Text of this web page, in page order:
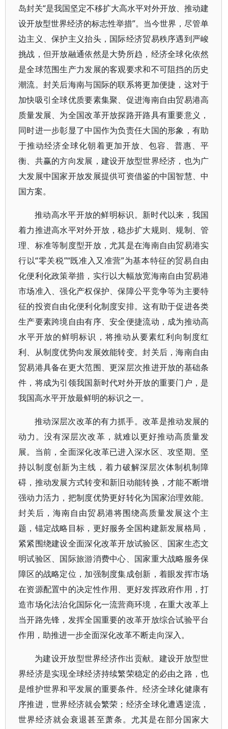
岛封关“是我国坚定不移扩大高水平对外开放、推动建
设开放型世界经济的标志性举措”。当今世界，尽管单
边主义、保护主义抬头，国际经济贸易秩序遇到严峻
挑战，但开放融通依然是大势所趋，经济全球化依然
是全球范围生产力发展的客观要求和不可阻挡的历史
潮流。封关后海南与国际的联系将更加便捷，这对于
加快吸引全球优质要素集聚、促进海南自由贸易港高
质量发展、为全国改革开放探路开路具有重要意义，
同时进一步彰显了中国作为负责任大国的形象，有助
于推动经济全球化朝着更加开放、包容、普惠、平
衡、共赢的方向发展，建设开放型世界经济，也为广
大发展中国家开放发展提供可资借鉴的中国智慧、中
国方案。
推动高水平开放的鲜明标识。新时代以来，我国
着力推进高水平对外开放，稳步扩大规则、规制、管
理、标准等制度型开放，尤其是在海南自由贸易港实
行以“零关税”“既准入又准营”为基本特征的贸易自由
化便利化政策举措，实行以大幅放宽海南自由贸易港
市场准入、强化产权保护、保障公平竞争等为主要特
征的投资自由化便利化制度安排。这有助于促进各类
生产要素跨境自由有序、安全便捷流动，成为推动高
水平开放的鲜明标识，将推动从要素红利向制度红
利、从制度优势向发展效能转变。封关后，海南自由
贸易港具备在更大范围、更深层次推进开放的基础条
件，将成为引领我国新时代对外开放的重要门户，是
我国高水平开放最鲜明的标识之一。
推动深层次改革的有力抓手。改革是推动发展的
动力。没有深层次改革，就难以更好推动高质量发
展。当前，全面深化改革已进入深水区、攻坚期。坚
持以制度创新为主线，着力破解深层次体制机制障
碍，推动发展方式转变和新旧动能转换，才能不断增
强动力活力，把制度优势更好转化为国家治理效能。
封关后，海南自由贸易港将围绕高质量发展这个主
题，锚定战略目标，更好服务全国构建新发展格局，
紧紧围绕建设全面深化改革开放试验区、国家生态文
明试验区、国际旅游消费中心、国家重大战略服务保
障区的战略定位，加强制度集成创新，着眼发挥市场
在资源配置中的决定性作用、更好发挥政府作用，打
造市场化法治化国际化一流营商环境，在重大改革上
当开路先锋，发挥全国重要的改革开放综合试验平台
作用，助推进一步全面深化改革不断走向深入。
为建设开放型世界经济作出贡献。建设开放型世
界经济是实现全球经济持续繁荣稳定的必由之路，也
是维护世界和平发展的重要条件。经济全球化健康有
序推进，世界经济就会繁荣；经济全球化遭遇逆流，
世界经济就会衰退甚至萧条。尤其是在部分国家大